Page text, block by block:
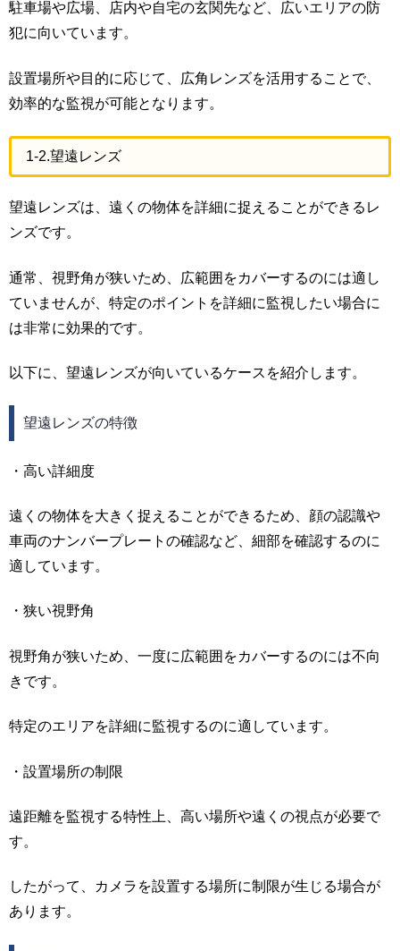
駐車場や広場、店内や自宅の玄関先など、広いエリアの防
犯に向いています。
設置場所や目的に応じて、広角レンズを活用することで、
効率的な監視が可能となります。
1-2.望遠レンズ
望遠レンズは、遠くの物体を詳細に捉えることができるレ
ンズです。
通常、視野角が狭いため、広範囲をカバーするのには適し
ていませんが、特定のポイントを詳細に監視したい場合に
は非常に効果的です。
以下に、望遠レンズが向いているケースを紹介します。
望遠レンズの特徴
・高い詳細度
遠くの物体を大きく捉えることができるため、顔の認識や
車両のナンバープレートの確認など、細部を確認するのに
適しています。
・狭い視野角
視野角が狭いため、一度に広範囲をカバーするのには不向
きです。
特定のエリアを詳細に監視するのに適しています。
・設置場所の制限
遠距離を監視する特性上、高い場所や遠くの視点が必要で
す。
したがって、カメラを設置する場所に制限が生じる場合が
あります。